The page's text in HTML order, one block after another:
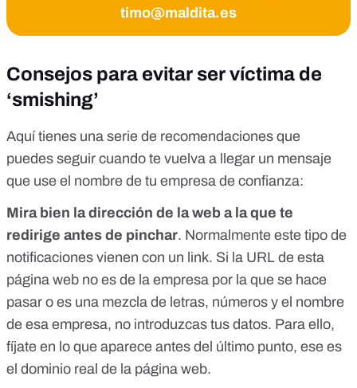
timo@maldita.es
Consejos para evitar ser víctima de
‘smishing’
Aquí tienes una serie de recomendaciones que
puedes seguir cuando te vuelva a llegar un mensaje
que use el nombre de tu empresa de confianza:
Mira bien la dirección de la web a la que te
redirige antes de pinchar. Normalmente este tipo de
notificaciones vienen con un link. Si la URL de esta
página web no es de la empresa por la que se hace
pasar o es una mezcla de letras, números y el nombre
de esa empresa, no introduzcas tus datos. Para ello,
fíjate en lo que aparece antes del último punto, ese es
el dominio real de la página web.